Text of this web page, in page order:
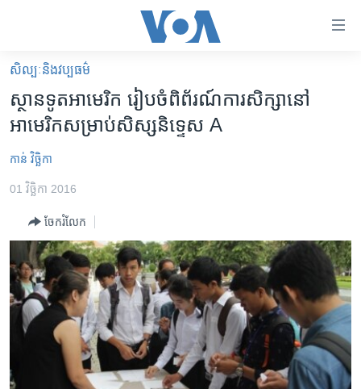
គេហទំព័រ​
ទាក់ទង
រំលង​
និង​
ទំព័រ​
ម្តង
រំលង​
និង​
ចូល​
សម្ព័ន្ធ​
អន្តរជាតិ
ហេឡូវីអូអេ
កម្ពុជាច្នៃប្រតិដ្ឋ
ព្រឹត្តិការណ៍ព័ត៌មាន
ទូរទស្សន៍ / វីដេអូ​
វិទ្យុ / ផតខាសថ៍
កម្មវិធីទាំងអស់
សិល្បៈនិងវប្បធម៌
ស្ថានទូត​អាមេរិក រៀបចំ​ពិព័រណ៍​ការ​សិក្សា​នៅ​
អាមេរិក​សម្រាប់​សិស្ស​និទ្ទេស​ A
កាន់ វិច្ឆិកា
01 វិច្ឆិកា 2016
ចែករំលែក